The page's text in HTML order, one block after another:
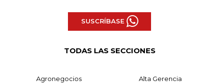
SUSCRÍBASE
TODAS LAS SECCIONES
Agronegocios Alta Gerencia